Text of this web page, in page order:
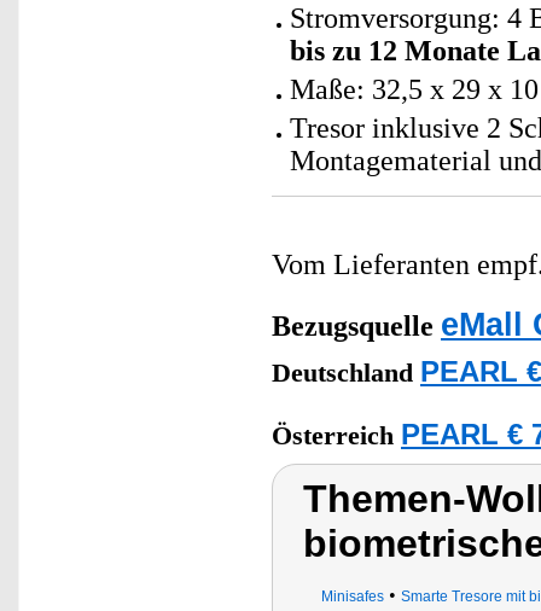
Stromversorgung: 4
bis zu 12 Monate
Maße: 32,5 x 29 x
Tresor inklusive 2
Montagematerial
Vom Lieferanten
Bezugsquelle eMall
Deutschland PEARL
Österreich PEARL €
Themen-
Minisafes• Smarte Tresore mit